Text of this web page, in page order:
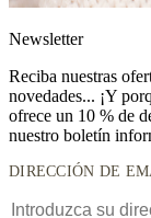
Newsletter
Reciba nuestras
novedades... ¡Y
ofrece un 10 % de
nuestro boletín
DIRECCIÓN DE